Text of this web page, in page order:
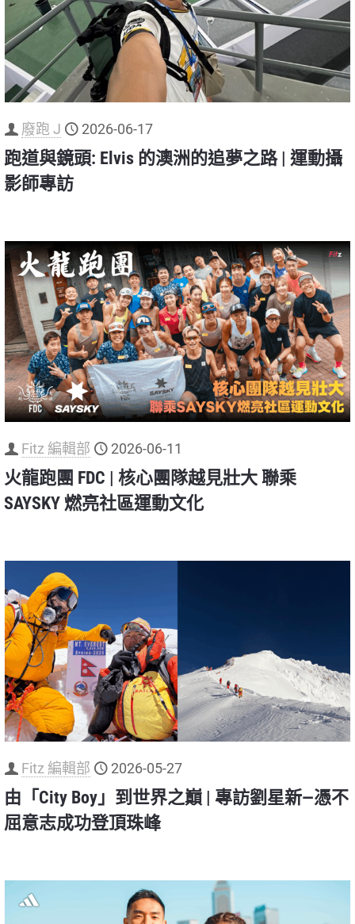
廢跑 J 2026-06-17
跑道與鏡頭: Elvis 的澳洲的追夢之路 | 運動攝
影師專訪
Fitz 編輯部 2026-06-11
火龍跑團 FDC | 核心團隊越見壯大 聯乘
SAYSKY 燃亮社區運動文化
Fitz 編輯部 2026-05-27
由「City Boy」到世界之巔 | 專訪劉星新—憑不
屈意志成功登頂珠峰